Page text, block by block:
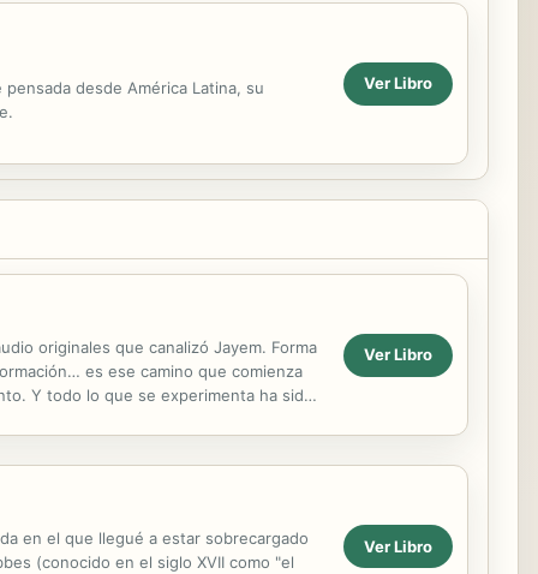
desde América Latina, su
Ver Libro
originales que canalizó Jayem. Forma
es ese camino que comienza
Y todo lo que se experimenta ha sido
Ver Libro
en el que llegué a estar sobrecargado
(conocido en el siglo XVII como "el
Ver Libro